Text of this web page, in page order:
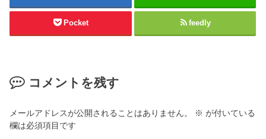
Pocket feedly
コメントを残す
メールアドレスが公開されることはありません。 ※ が付いている
欄は必須項目です